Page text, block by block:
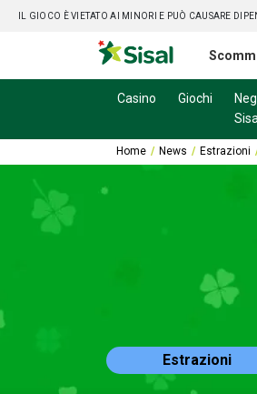
IL GIOCO È VIETATO AI MINORI E PUÒ CAUSARE
Casino Giochi
Sisal
Home News Estrazioni
Estrazioni